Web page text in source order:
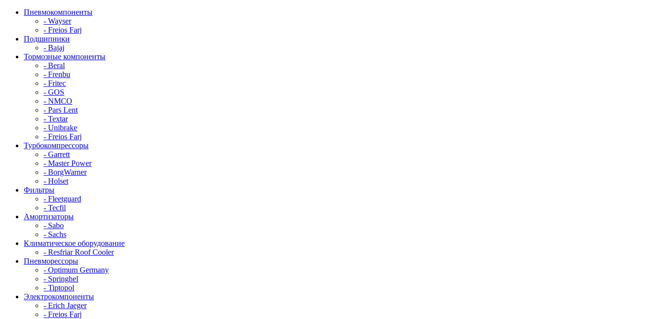
Пневмокомпоненты
- Wayser
- Freios Farj
Подшипники
- Bajaj
Тормозные компоненты
- Beral
- Frenbu
- Fritec
- GOS
- NMCO
- Pars Lent
- Textar
- Unibrake
- Freios Farj
Турбокомпрессоры
- Garrett
- Master Power
- BorgWarner
- Holset
Фильтры
- Fleetguard
- Tecfil
Амортизаторы
- Sabo
- Sachs
Климатическое оборудование
- Resfriar Roof Cooler
Пневморессоры
- Optimum Germany
- Springhel
- Tiptopol
Электрокомпоненты
- Erich Jaeger
- Freios Farj